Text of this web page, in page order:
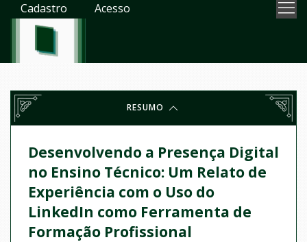
Cadastro Acesso
RESUMO
Desenvolvendo a Presença Digital
no Ensino Técnico: Um Relato de
Experiência com o Uso do
LinkedIn como Ferramenta de
Formação Profissional